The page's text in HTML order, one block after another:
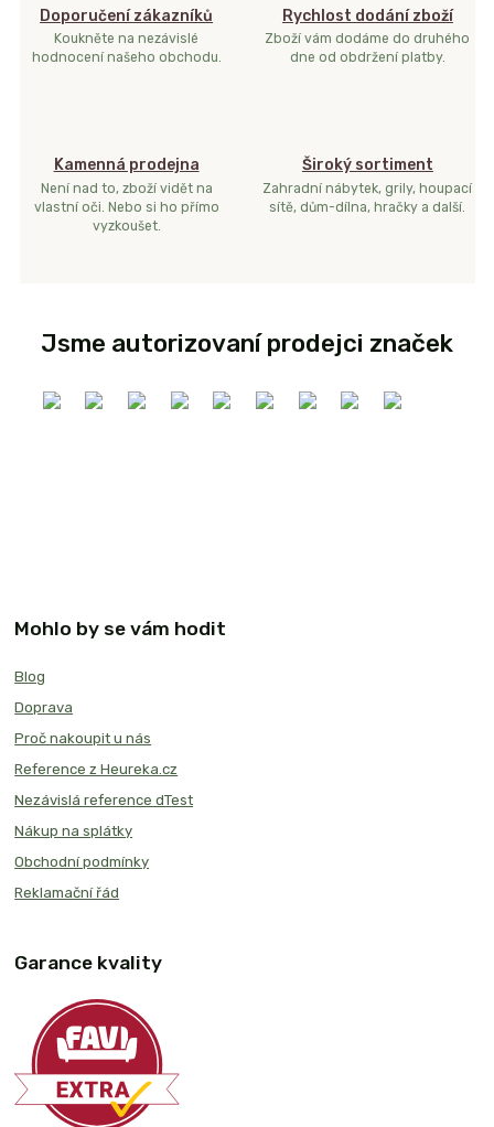
Doporučení zákazníků
Koukněte na nezávislé
hodnocení našeho obchodu.
Rychlost dodání zboží
Zboží vám dodáme do druhého
dne od obdržení platby.
Kamenná prodejna
Není nad to, zboží vidět na
vlastní oči. Nebo si ho přímo
vyzkoušet.
Široký sortiment
Zahradní nábytek, grily, houpací
sítě, dům-dílna, hračky a další.
Jsme autorizovaní prodejci značek
Mohlo by se vám hodit
Blog
Doprava
Proč nakoupit u nás
Reference z Heureka.cz
Nezávislá reference dTest
Nákup na splátky
Obchodní podmínky
Reklamační řád
Garance kvality